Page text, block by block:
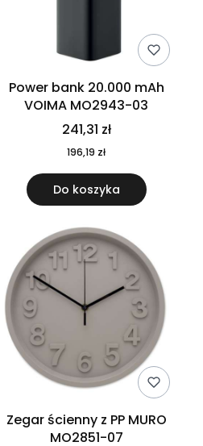
Power bank 20.000 mAh
VOIMA MO2943-03
241,31 zł
196,19 zł
Do koszyka
Zegar ścienny z PP MURO
MO2851-07